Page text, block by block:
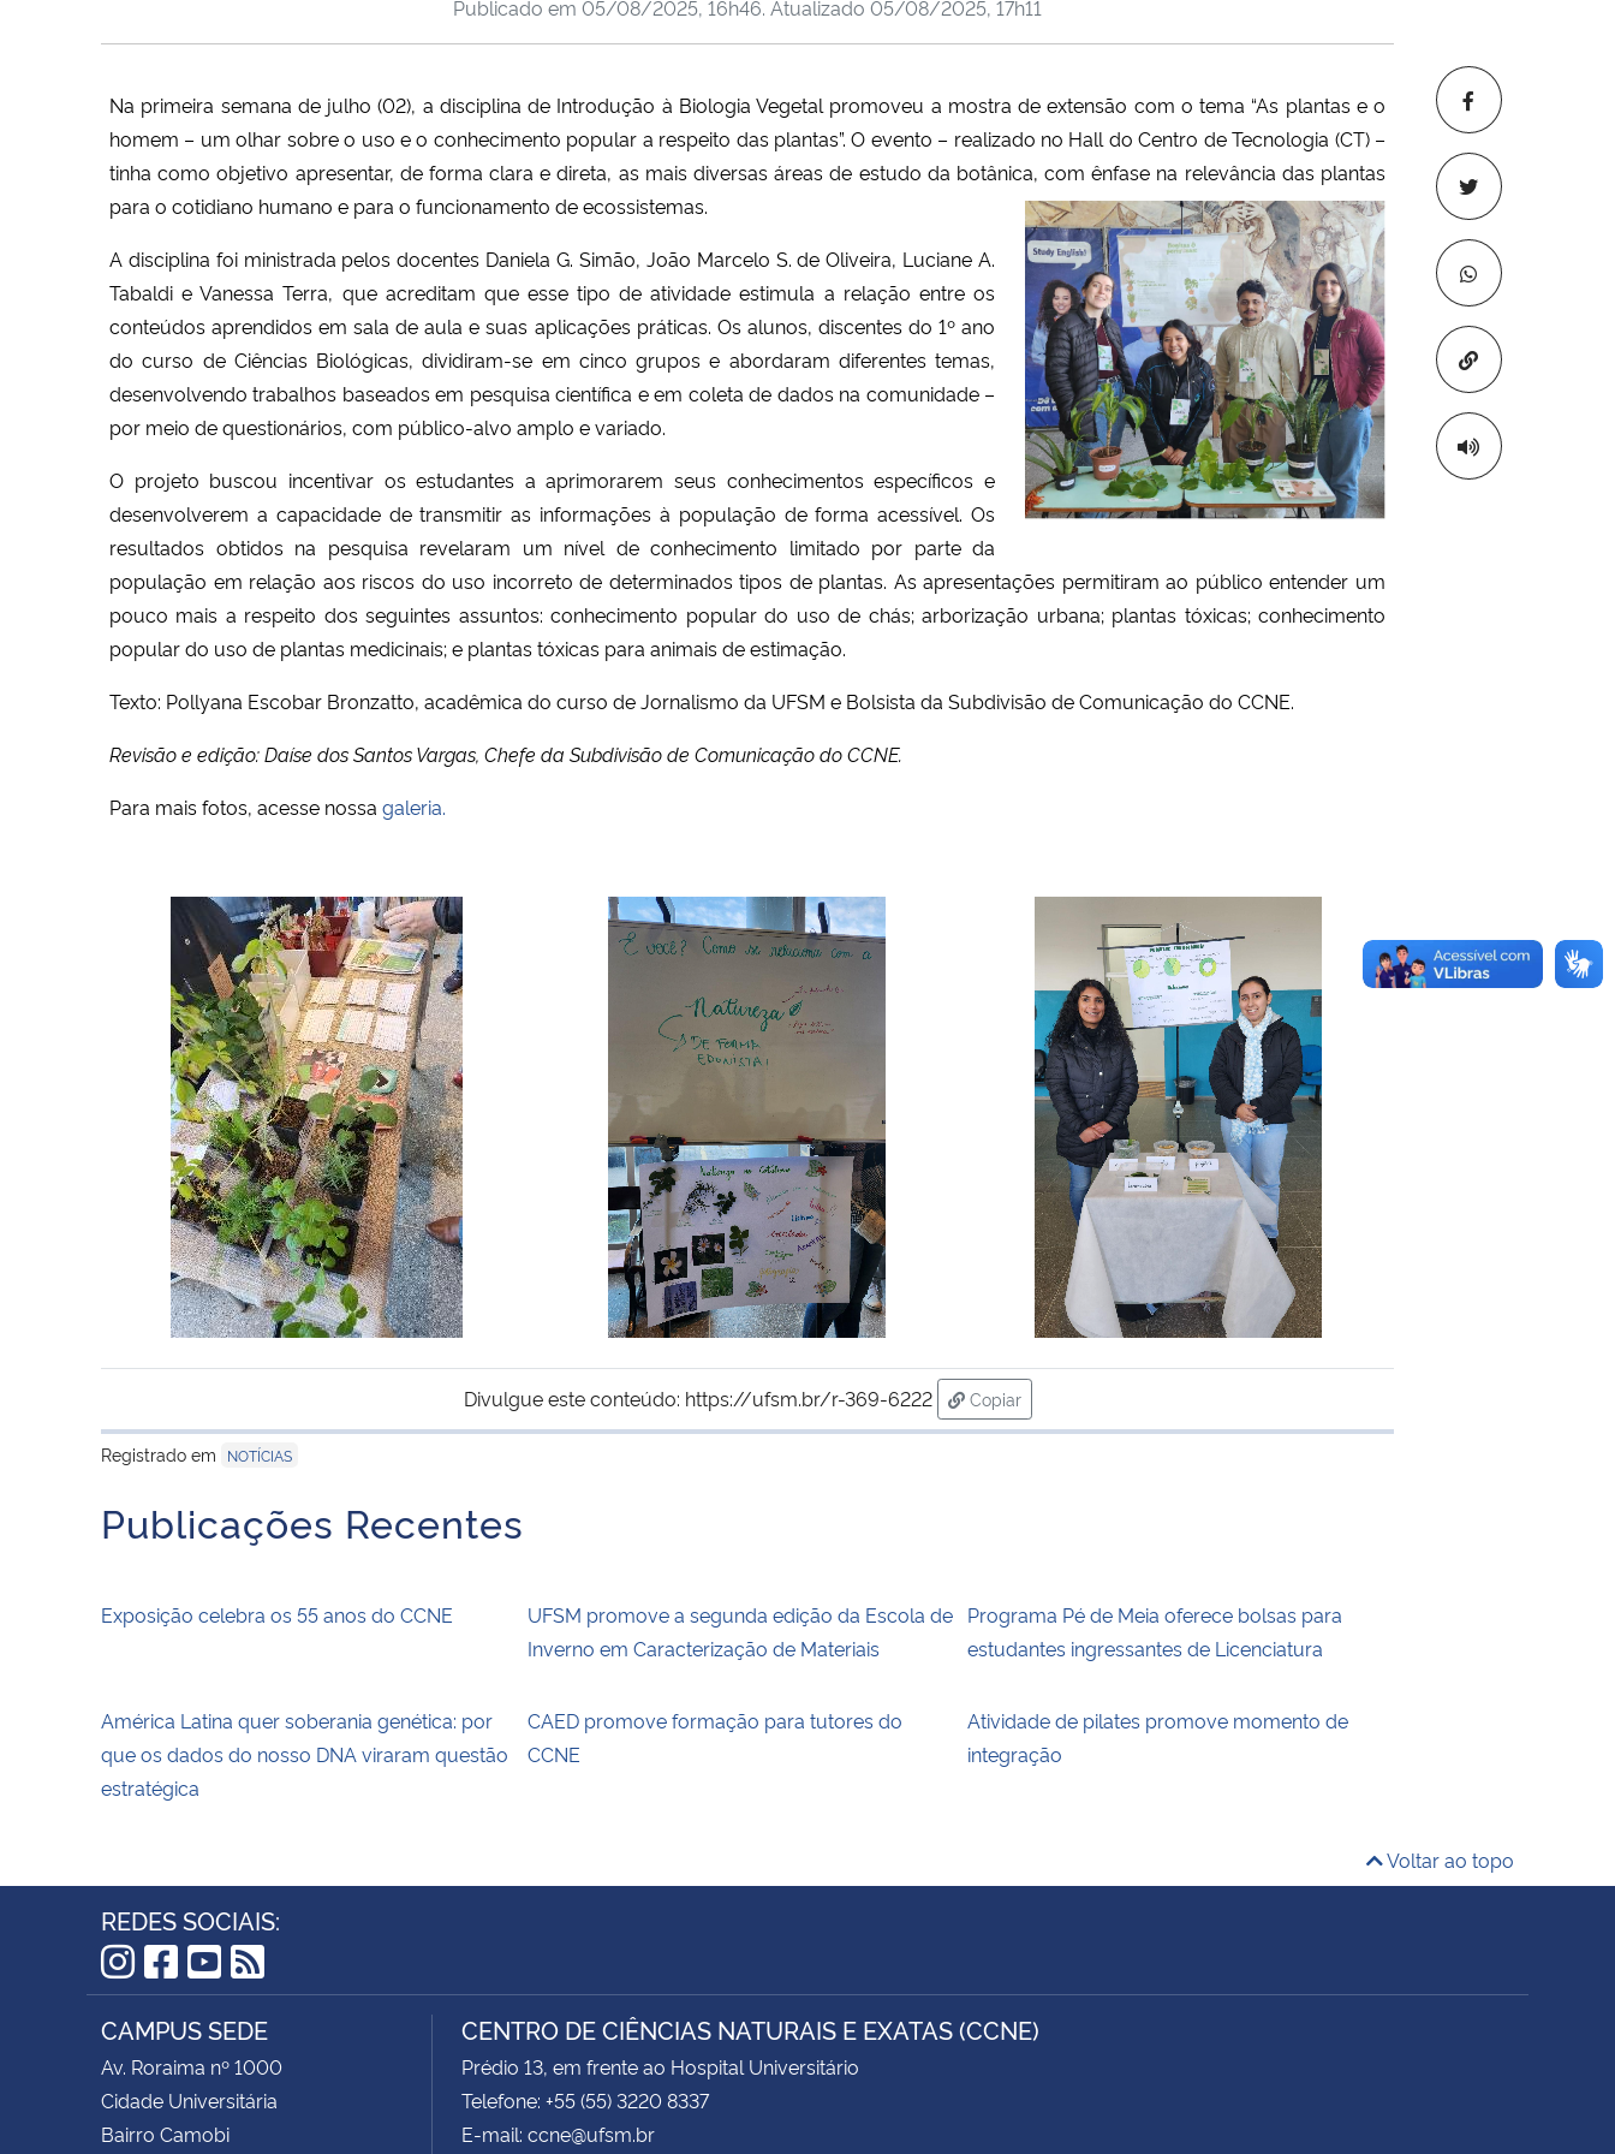
Copiar para
Publicado em 05/08/2025, 16h46. Atualizado 05/08/2025, 17h11
Na primeira semana de julho (02), a disciplina de Introdução à Biologia Vegetal promoveu a mostra de extensão com o tema “As plantas e o
homem – um olhar sobre o uso e o conhecimento popular a respeito das plantas”. O evento – realizado no Hall do Centro de Tecnologia (CT) –
tinha como objetivo apresentar, de forma clara e direta, as mais diversas áreas de estudo da botânica, com ênfase na relevância das plantas
para o cotidiano humano e para o funcionamento de ecossistemas.
A disciplina foi ministrada pelos docentes Daniela G. Simão, João Marcelo S. de Oliveira, Luciane A.
Tabaldi e Vanessa Terra, que acreditam que esse tipo de atividade estimula a relação entre os
conteúdos aprendidos em sala de aula e suas aplicações práticas. Os alunos, discentes do 1º ano
do curso de Ciências Biológicas, dividiram-se em cinco grupos e abordaram diferentes temas,
desenvolvendo trabalhos baseados em pesquisa científica e em coleta de dados na comunidade –
por meio de questionários, com público-alvo amplo e variado.
O projeto buscou incentivar os estudantes a aprimorarem seus conhecimentos específicos e
desenvolverem a capacidade de transmitir as informações à população de forma acessível. Os
resultados obtidos na pesquisa revelaram um nível de conhecimento limitado por parte da
população em relação aos riscos do uso incorreto de determinados tipos de plantas. As apresentações permitiram ao público entender um
pouco mais a respeito dos seguintes assuntos: conhecimento popular do uso de chás; arborização urbana; plantas tóxicas; conhecimento
popular do uso de plantas medicinais; e plantas tóxicas para animais de estimação.
Texto: Pollyana Escobar Bronzatto, acadêmica do curso de Jornalismo da UFSM e Bolsista da Subdivisão de Comunicação do CCNE.
Revisão e edição: Daíse dos Santos Vargas, Chefe da Subdivisão de Comunicação do CCNE.
Para mais fotos, acesse nossa galeria.
Divulgue este conteúdo: https://ufsm.br/r-369-6222
Copiar
para área de transferência
Registrado em
NOTÍCIAS
Publicações Recentes
Exposição celebra os 55 anos do CCNE
UFSM promove a segunda edição da Escola de
Inverno em Caracterização de Materiais
Programa Pé de Meia oferece bolsas para
estudantes ingressantes de Licenciatura
América Latina quer soberania genética: por
que os dados do nosso DNA viraram questão
estratégica
CAED promove formação para tutores do
CCNE
Atividade de pilates promove momento de
integração
Voltar ao topo
REDES SOCIAIS:
Instagram
Facebook
YouTube
RSS
CAMPUS SEDE
Av. Roraima nº 1000
Cidade Universitária
Bairro Camobi
CENTRO DE CIÊNCIAS NATURAIS E EXATAS (CCNE)
Prédio 13, em frente ao Hospital Universitário
Telefone: +55 (55) 3220 8337
E-mail: ccne@ufsm.br